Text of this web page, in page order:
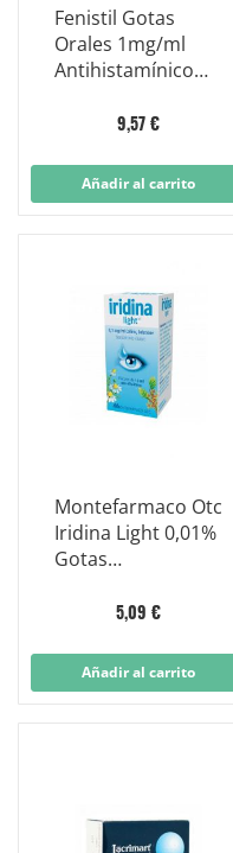
Fenistil Gotas
Orales 1mg/ml
Antihistamínico
9,57 €
Añadir al carrito
Montefarmaco Otc
Iridina Light 0,01%
Gotas
Frasco 10ml
5,09 €
Añadir al carrito